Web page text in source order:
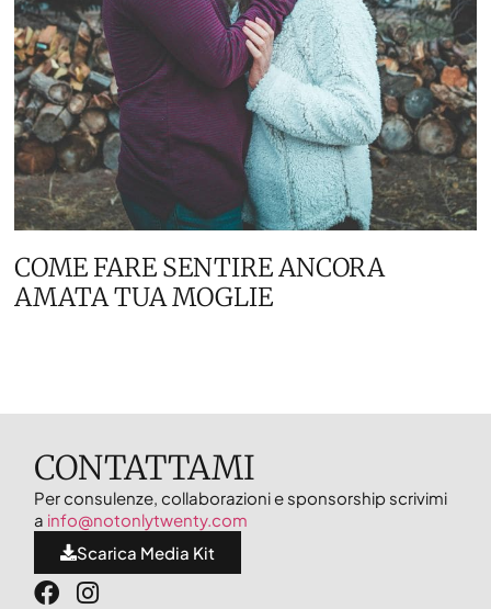
COME FARE SENTIRE ANCORA
AMATA TUA MOGLIE
CONTATTAMI
Per consulenze, collaborazioni e sponsorship scrivimi
a info@notonlytwenty.com
Scarica Media Kit